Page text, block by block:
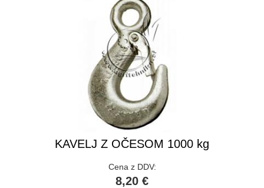
KAVELJ Z OČESOM 1000 kg
Cena z DDV:
8,20 €